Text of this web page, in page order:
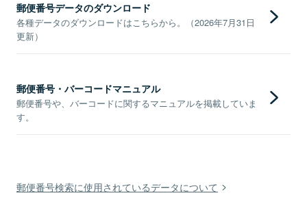
郵便番号データのダウンロード
各種データのダウンロードはこちらから。（2026年7月31日
更新）
郵便番号・バーコードマニュアル
郵便番号や、バーコードに関するマニュアルを掲載していま
す。
郵便番号検索に使用されているデータについて